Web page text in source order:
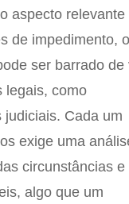
aspecto relevante
de impedimento,
ser barrado de
legais, como
judiciais. Cada um
exige uma
circunstâncias e
algo que um